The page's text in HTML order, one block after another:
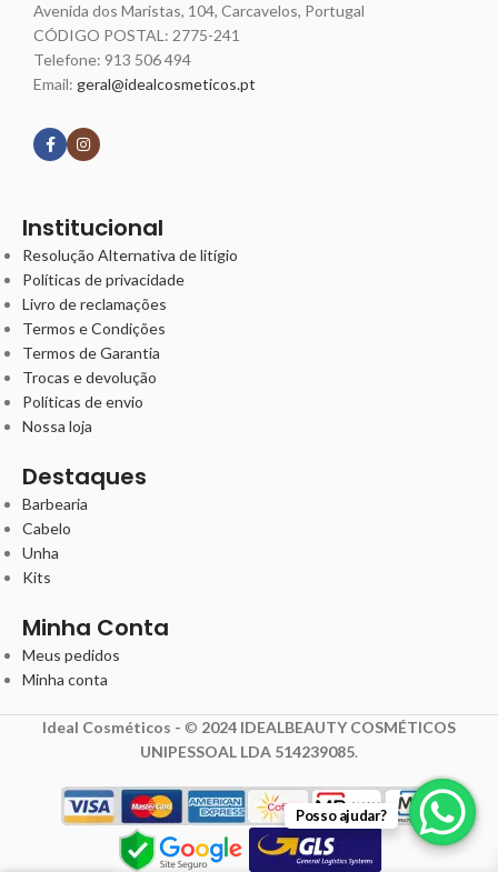
Avenida dos Maristas, 104, Carcavelos, Portugal
CÓDIGO POSTAL: 2775-241
Telefone: 913 506 494
Email: geral@idealcosmeticos.pt
Institucional
Resolução Alternativa de litígio
Políticas de privacidade
Livro de reclamações
Termos e Condições
Termos de Garantia
Trocas e devolução
Políticas de envio
Nossa loja
Destaques
Barbearia
Cabelo
Unha
Kits
Minha Conta
Meus pedidos
Minha conta
Ideal Cosméticos - © 2024 IDEALBEAUTY COSMÉTICOS
UNIPESSOAL LDA 514239085.
Posso ajudar?